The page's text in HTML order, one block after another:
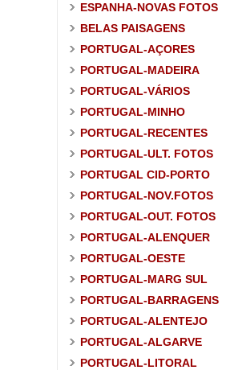
ESPANHA-NOVAS FOTOS
BELAS PAISAGENS
PORTUGAL-AÇORES
PORTUGAL-MADEIRA
PORTUGAL-VÁRIOS
PORTUGAL-MINHO
PORTUGAL-RECENTES
PORTUGAL-ULT. FOTOS
PORTUGAL CID-PORTO
PORTUGAL-NOV.FOTOS
PORTUGAL-OUT. FOTOS
PORTUGAL-ALENQUER
PORTUGAL-OESTE
PORTUGAL-MARG SUL
PORTUGAL-BARRAGENS
PORTUGAL-ALENTEJO
PORTUGAL-ALGARVE
PORTUGAL-LITORAL